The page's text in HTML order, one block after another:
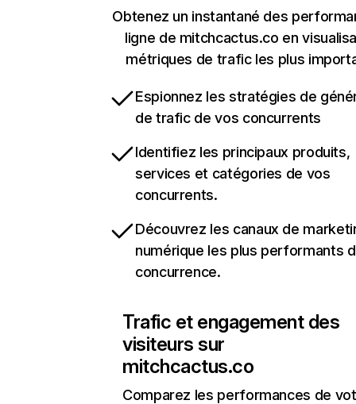
Obtenez un instantané des
ligne de mitchcactus.co en
métriques de trafic les plus
Espionnez les stratégies de
de trafic de vos concurrents
Identifiez les principaux produits,
services et catégories de vos
concurrents.
Découvrez les canaux de
numérique les plus performants
concurrence.
Trafic et engagement des
visiteurs sur
mitchcactus.co
Comparez les performances de